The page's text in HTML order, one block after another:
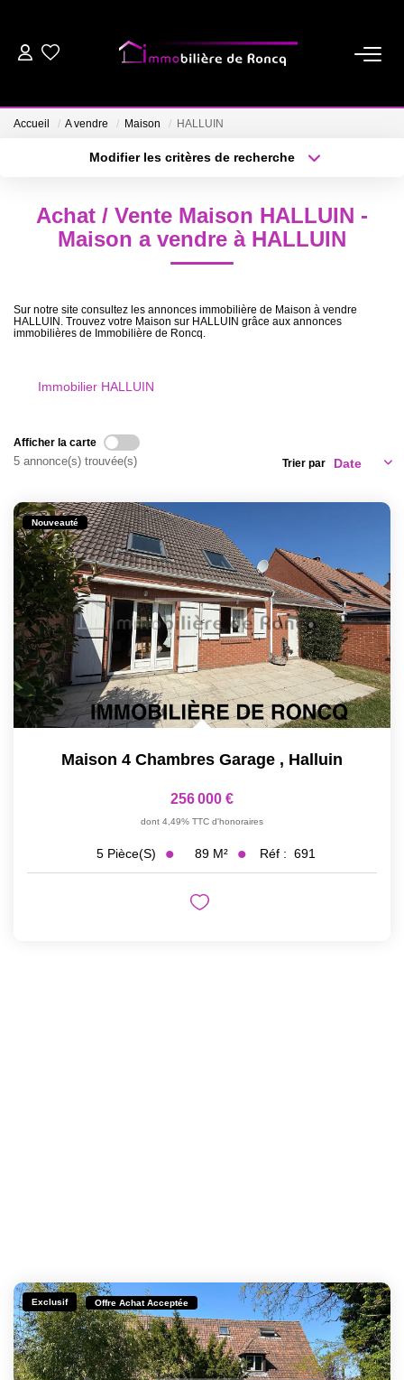
NOTRE AGENCE
Accueil A vendre Maison HALLUIN
Modifier les critères de recherche
Sélectionnez...
Type de bien
Surface min
Créer une alerte
Achat / Vente Maison HALLUIN -
Maison a vendre à HALLUIN
Sur notre site consultez les annonces immobilière de Maison à vendre
HALLUIN. Trouvez votre Maison sur HALLUIN grâce aux annonces
immobilières de Immobilière de Roncq.
Immobilier HALLUIN
Afficher la carte
5 annonce(s) trouvée(s) Trier par
Nouveauté
Maison 4 Chambres Garage , Halluin
256 000 €
dont 4,49% TTC d'honoraires
5 Pièce(s) 89 M² Réf : 691
Exclusif Offre Achat Acceptée